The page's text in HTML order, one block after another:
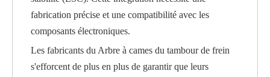
fabrication précise et une compatibilité avec les
composants électroniques.
Les fabricants du Arbre à cames du tambour de frein
s'efforcent de plus en plus de garantir que leurs